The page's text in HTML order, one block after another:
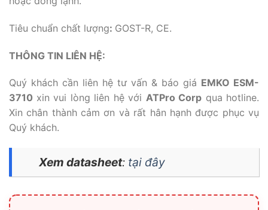
Tiêu chuẩn chất lượng: GOST-R, CE.
THÔNG TIN LIÊN HỆ:
Quý khách cần liên hệ tư vấn & báo giá EMKO ESM-
3710 xin vui lòng liên hệ với ATPro Corp qua hotline.
Xin chân thành cảm ơn và rất hân hạnh được phục vụ
Quý khách.
Xem datasheet: tại đây